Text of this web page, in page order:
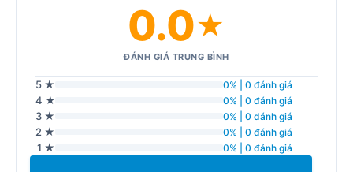
0.0★
ĐÁNH GIÁ TRUNG BÌNH
5 ★ 0% | 0 đánh giá
4 ★ 0% | 0 đánh giá
3 ★ 0% | 0 đánh giá
2 ★ 0% | 0 đánh giá
1 ★ 0% | 0 đánh giá